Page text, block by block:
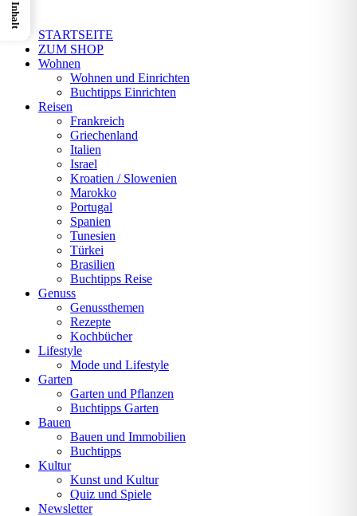
STARTSEITE
ZUM SHOP
Wohnen
Wohnen und Einrichten
Buchtipps Einrichten
Reisen
Frankreich
Griechenland
Italien
Israel
Kroatien / Slowenien
Marokko
Portugal
Spanien
Tunesien
Türkei
Brasilien
Buchtipps Reise
Genuss
Genussthemen
Rezepte
Kochbücher
Lifestyle
Mode und Lifestyle
Garten
Garten und Pflanzen
Buchtipps Garten
Bauen
Bauen und Immobilien
Buchtipps
Kultur
Kunst und Kultur
Quiz und Spiele
Newsletter
Inhalt